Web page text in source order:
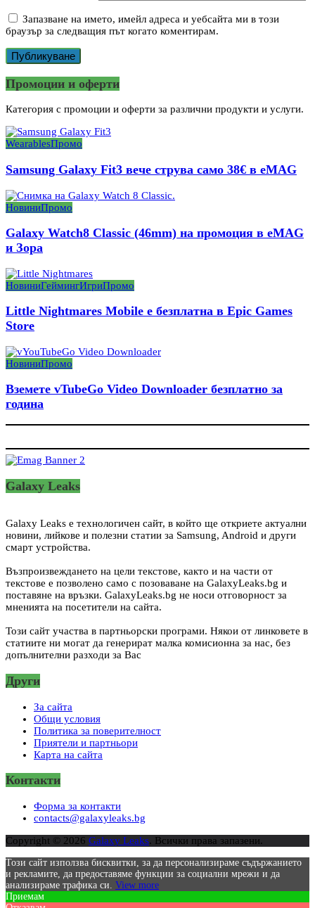
Запазване на името, имейл адреса и уебсайта ми в този
браузър за следващия път когато коментирам.
Промоции и оферти
Категория с промоции и оферти за различни продукти и услуги.
WearablesПромо
Samsung Galaxy Fit3 вече струва само 38€ в eMAG
НовиниПромо
Galaxy Watch8 Classic (46mm) на промоция в eMAG
и Зора
НовиниГеймингИгриПромо
Little Nightmares Mobile е безплатна в Epic Games
Store
НовиниПромо
Вземете vTubeGo Video Downloader безплатно за
година
Galaxy Leaks
Galaxy Leaks е технологичен сайт, в който ще откриете актуални
новини, лийкове и полезни статии за Samsung, Android и други
смарт устройства.
Възпроизвеждането на цели текстове, както и на части от
текстове е позволено само с позоваване на GalaxyLeaks.bg и
поставяне на връзки. GalaxyLeaks.bg не носи отговорност за
мненията на посетители на сайта.
Този сайт участва в партньорски програми. Някои от линковете в
статиите ни могат да генерират малка комисионна за нас, без
допълнителни разходи за Вас
Други
За сайта
Общи условия
Политика за поверителност
Приятели и партньори
Карта на сайта
Контакти
Форма за контакти
contacts@galaxyleaks.bg
Copyright © 2026 Galaxy Leaks. Всички права запазени.
Този сайт използва бисквитки, за да персонализираме съдържанието
и рекламите, да предоставяме функции за социални мрежи и да
анализираме трафика си. View more
Приемам